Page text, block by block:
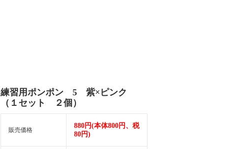
練習用ポンポン 5 紫×ピンク
（１セット ２個）
販売価格
880円(本体800円、税
80円)